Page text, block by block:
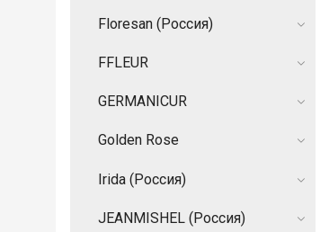
Floresan (Россия)
FFLEUR
GERMANIСUR
Golden Rose
Irida (Россия)
JEANMISHEL (Россия)